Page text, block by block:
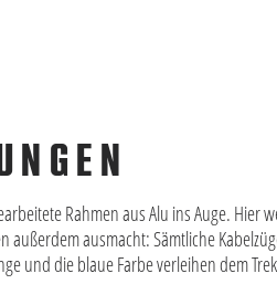
Rahmen aus Alu ins Auge.
ausmacht: Sämtliche
und die blaue Farbe verleihen dem